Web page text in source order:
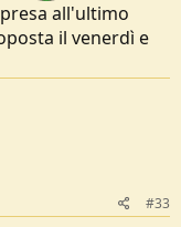
all'ultimo
il venerdì e
#33